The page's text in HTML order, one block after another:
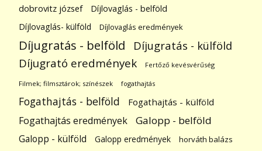
dobrovitz józsef
Díjlovaglás - belföld
Díjlovaglás- külföld
Díjlovaglás eredmények
Díjugratás - belföld Díjugratás - külföld
Díjugrató eredmények Fertőző kevésvérűség
Filmek; filmsztárok; színészek fogathajtás
Fogathajtás - belföld Fogathajtás - külföld
Fogathajtás eredmények Galopp - belföld
Galopp - külföld Galopp eredmények horváth balázs